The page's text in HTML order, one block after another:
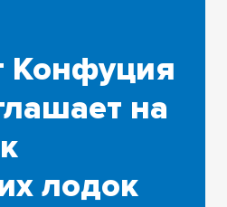
Конфуция
на
лодок